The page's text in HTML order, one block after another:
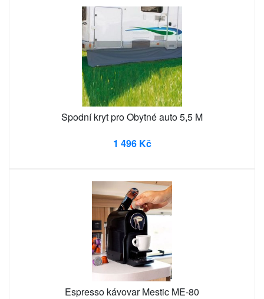
Spodní kryt pro Obytné auto 5,5 M
1 496 Kč
Espresso kávovar Mestic ME-80